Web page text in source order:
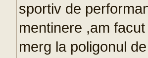
sportiv de
mentinere ,am
merg la poligonul